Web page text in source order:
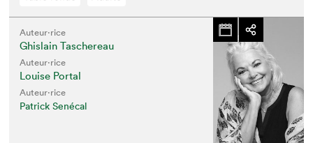
Auteur·rice
Ghislain Taschereau
Auteur·rice
Louise Portal
Auteur·rice
Patrick Senécal